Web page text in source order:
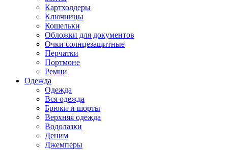
Картхолдеры
Ключницы
Кошельки
Обложки для документов
Очки солнцезащитные
Перчатки
Портмоне
Ремни
Одежда
Одежда
Вся одежда
Брюки и шорты
Верхняя одежда
Водолазки
Деним
Джемперы